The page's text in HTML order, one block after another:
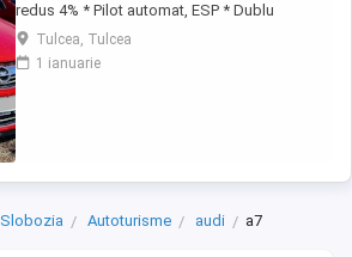
redus 4% * Pilot automat, ESP * Dublu
Climatronic * Geamuri electrice * Oglinzile
electrice * Servodirectie, ABS * Radio CD
original * Computer de bord * Senzori de
Tulcea, Tulcea
1 ianuarie
Slobozia Autoturisme audi a7